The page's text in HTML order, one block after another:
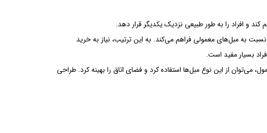
و افراد را به طور طبیعی نزدیک یکدیگر قرار دهد.
نسبت به مبل‌های معمولی فراهم می‌کند. به این ترتیب، نیاز به خرید
بسیار مفید است.
می‌توان از این نوع مبل‌ها استفاده کرد و فضای اتاق را بهینه کرد. طراحی